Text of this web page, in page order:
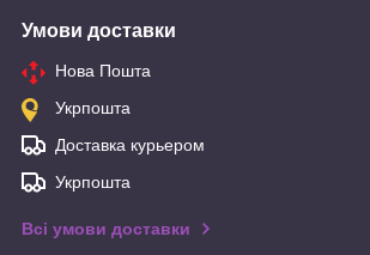
Умови доставки
Нова Пошта
Укрпошта
Доставка курьером
Укрпошта
Всі умови доставки